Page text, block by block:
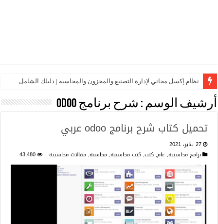
نظام إكسل مجاني لإدارة التصنيع والمخزون والمحاسبة | دليلك الشامل
أرشيف الوسم : شرح برنامج odoo
تحميل كتاب شرح برنامج odoo عربي
27 يناير، 2021
برامج محاسبيه, عام, كتب, كتب محاسبيه, محاسبه, مقالات محاسبيه 43,480